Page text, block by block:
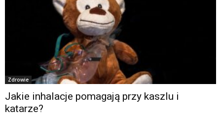
Zdrowie
Jakie inhalacje pomagają przy kaszlu i
katarze?